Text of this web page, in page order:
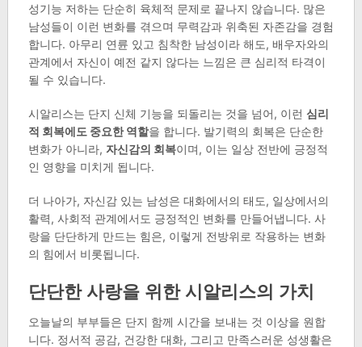
성기능 저하는 단순히 육체적 문제로 끝나지 않습니다. 많은
남성들이 이런 변화를 겪으며 무력감과 위축된 자존감을 경험
합니다. 아무리 연륜 있고 침착한 남성이라 해도, 배우자와의
관계에서 자신이 예전 같지 않다는 느낌은 큰 심리적 타격이
될 수 있습니다.
시알리스는 단지 신체 기능을 되돌리는 것을 넘어, 이런 심리
적 회복에도 중요한 역할을 합니다. 발기력의 회복은 단순한
변화가 아니라, 자신감의 회복이며, 이는 일상 전반에 긍정적
인 영향을 미치게 됩니다.
더 나아가, 자신감 있는 남성은 대화에서의 태도, 일상에서의
활력, 사회적 관계에서도 긍정적인 변화를 만들어냅니다. 사
랑을 단단하게 만드는 힘은, 이렇게 전방위로 작용하는 변화
의 힘에서 비롯됩니다.
단단한 사랑을 위한 시알리스의 가치
오늘날의 부부들은 단지 함께 시간을 보내는 것 이상을 원합
니다. 정서적 공감, 건강한 대화, 그리고 만족스러운 성생활은